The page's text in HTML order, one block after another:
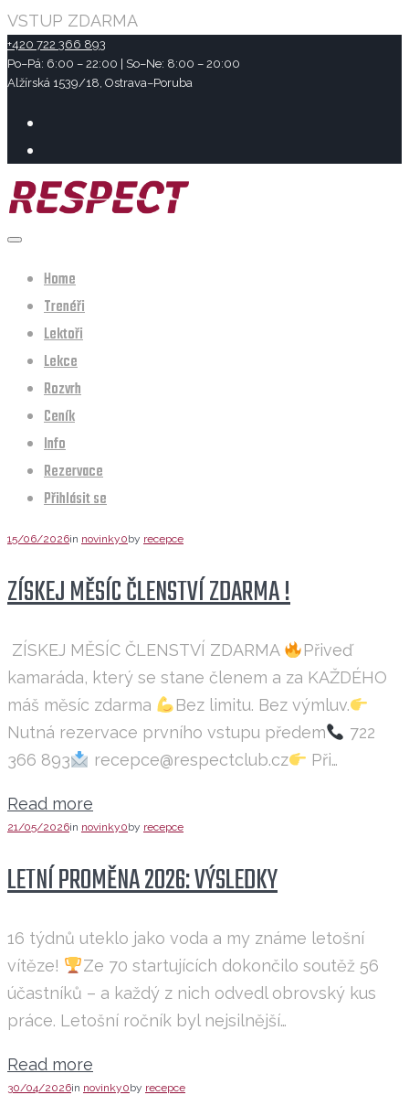
VSTUP ZDARMA
+420 722 366 893
Po–Pá: 6:00 – 22:00 | So–Ne: 8:00 – 20:00
Alžírská 1539/18, Ostrava–Poruba
Home
Trenéři
Lektoři
Lekce
Rozvrh
Ceník
Info
Rezervace
Přihlásit se
15/06/2026in novinky0by recepce
ZÍSKEJ MĚSÍC ČLENSTVÍ ZDARMA !
ZÍSKEJ MĚSÍC ČLENSTVÍ ZDARMA
Přiveď
kamaráda, který se stane členem a za KAŽDÉHO
máš měsíc zdarma
Bez limitu. Bez výmluv.
Nutná rezervace prvního vstupu předem
722
366 893
recepce@respectclub.cz Při…
Read more
21/05/2026in novinky0by recepce
LETNÍ PROMĚNA 2026: VÝSLEDKY
16 týdnů uteklo jako voda a my známe letošní
vítěze!
Ze 70 startujících dokončilo soutěž 56
účastníků – a každý z nich odvedl obrovský kus
práce. Letošní ročník byl nejsilnější…
Read more
30/04/2026in novinky0by recepce